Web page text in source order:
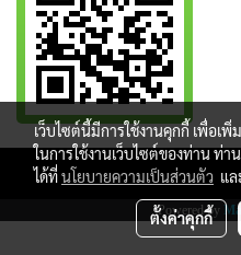
Copy right by
Powered by
เว็บไซต์นี้มีการใช้งานคุกกี้ เพื่อ
ในการใช้งานเว็บไซต์ของท่าน ท่
ได้ที่นโยบายความเป็นส่วนตัว แล
ตั้งค่าคุกกี้